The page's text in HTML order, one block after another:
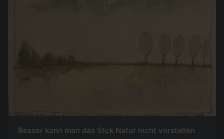
Besser kann man das Stck Natur nicht vorstellen